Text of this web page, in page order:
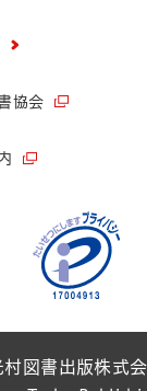
協会
村図書出版株式